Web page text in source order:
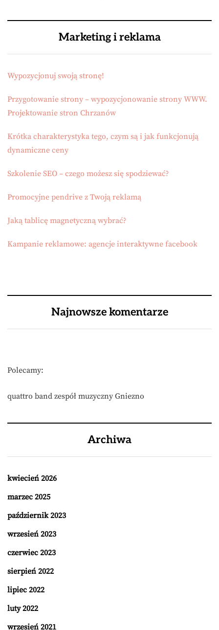
Marketing i reklama
Wypozycjonuj swoją stronę!
Przygotowanie strony – wypozycjonowanie strony WWW.
Projektowanie stron Chrzanów
Krótka charakterystyka tego, czym są i jak funkcjonują
dynamiczne ceny
Szkolenie SEO – czego możesz się spodziewać?
Promocyjne pendrive z Twoją reklamą
Jaką tablicę magnetyczną wybrać?
Kampanie reklamowe: agencje interaktywne facebook
Najnowsze komentarze
Polecamy:
quattro band zespół muzyczny Gniezno
Archiwa
kwiecień 2026
marzec 2025
październik 2023
wrzesień 2023
czerwiec 2023
sierpień 2022
lipiec 2022
luty 2022
wrzesień 2021